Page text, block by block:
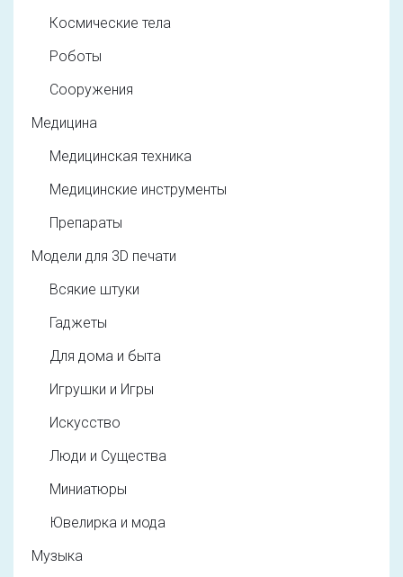
Космические тела
Роботы
Сооружения
Медицина
Медицинская техника
Медицинские инструменты
Препараты
Модели для 3D печати
Всякие штуки
Гаджеты
Для дома и быта
Игрушки и Игры
Искусство
Люди и Существа
Миниатюры
Ювелирка и мода
Музыка